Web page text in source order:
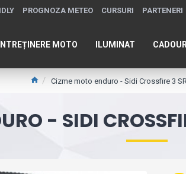
PROGNOZA METEO CURSURI PARTENERI
MOTO ILUMINAT
Cizme moto enduro - Sidi Crossfire 3
- SIDI